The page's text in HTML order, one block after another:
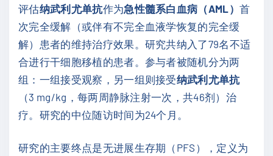
评估纳武利尤单抗作为急性髓系白血病（AML）首
次完全缓解（或伴有不完全血液学恢复的完全缓
解）患者的维持治疗效果。研究共纳入了79名不适
合进行干细胞移植的患者。参与者被随机分为两
组：一组接受观察，另一组则接受纳武利尤单抗
（3 mg/kg，每两周静脉注射一次，共46剂）治
疗。研究的中位随访时间为24个月。
研究的主要终点是无进展生存期（PFS），定义为